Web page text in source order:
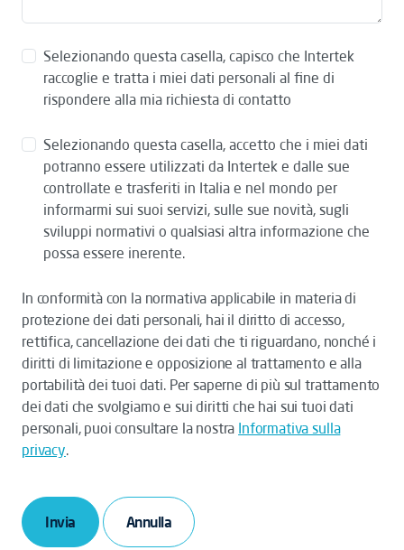
Selezionando questa casella, capisco che Intertek
raccoglie e tratta i miei dati personali al fine di
rispondere alla mia richiesta di contatto
Selezionando questa casella, accetto che i miei dati
potranno essere utilizzati da Intertek e dalle sue
controllate e trasferiti in Italia e nel mondo per
informarmi sui suoi servizi, sulle sue novità, sugli
sviluppi normativi o qualsiasi altra informazione che
possa essere inerente.
In conformità con la normativa applicabile in materia di
protezione dei dati personali, hai il diritto di accesso,
rettifica, cancellazione dei dati che ti riguardano, nonché i
diritti di limitazione e opposizione al trattamento e alla
portabilità dei tuoi dati. Per saperne di più sul trattamento
dei dati che svolgiamo e sui diritti che hai sui tuoi dati
personali, puoi consultare la nostra Informativa sulla
privacy.
Invia